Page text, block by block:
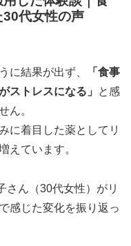
代女性の声
に結果が出ず、
「食事
ストレスになる」
と感
ん。
に着目した薬としてリ
えています。
さん（30代女性）がリ
感じた変化を振り返っ